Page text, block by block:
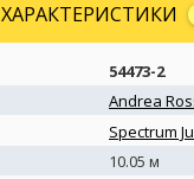
ХАРАКТЕРИСТИКИ
54473-2
Andrea
Spectrum
10.05 м